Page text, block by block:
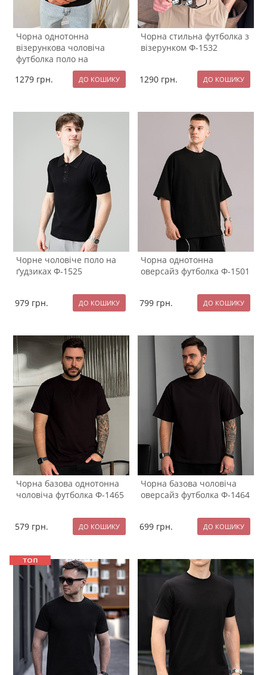
Чорна однотонна
візерункова чоловіча
футболка поло на
блискавці Ф-1534
1279 грн.
Чорна стильна футболка з
візерунком Ф-1532
1290 грн.
Чорне чоловіче поло на
ґудзиках Ф-1525
979 грн.
Чорна однотонна
оверсайз футболка Ф-1501
799 грн.
Чорна базова однотонна
чоловіча футболка Ф-1465
579 грн.
Чорна базова чоловіча
оверсайз футболка Ф-1464
699 грн.